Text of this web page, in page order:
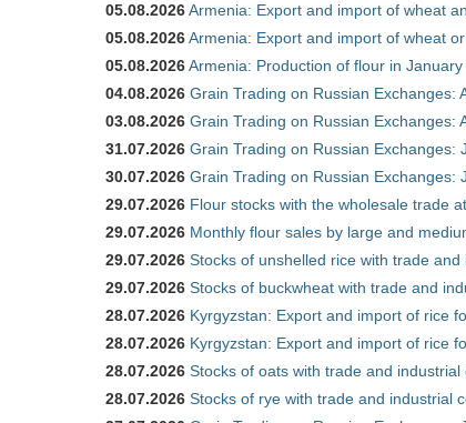
05.08.2026Armenia: Export and import of wheat
05.08.2026Armenia: Export and import of wheat
05.08.2026Armenia: Production of flour in
04.08.2026 Grain Trading on Russian Exchanges:
03.08.2026 Grain Trading on Russian Exchanges:
31.07.2026 Grain Trading on Russian Exchanges:
30.07.2026 Grain Trading on Russian Exchanges:
29.07.2026 Flour stocks with the wholesale trade
29.07.2026 Monthly flour sales by large and
29.07.2026 Stocks of unshelled rice with trade
29.07.2026 Stocks of buckwheat with trade and
28.07.2026 Kyrgyzstan: Export and import of rice
28.07.2026 Kyrgyzstan: Export and import of rice
28.07.2026 Stocks of oats with trade and
28.07.2026 Stocks of rye with trade and industrial